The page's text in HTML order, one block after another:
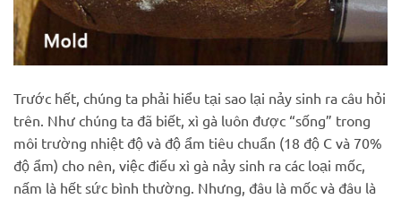
Trước hết, chúng ta phải hiểu tại sao lại nảy sinh ra câu hỏi
trên. Như chúng ta đã biết, xì gà luôn được “sống” trong
môi trường nhiệt độ và độ ẩm tiêu chuẩn (18 độ C và 70%
độ ẩm) cho nên, việc điếu xì gà nảy sinh ra các loại mốc,
nấm là hết sức bình thường. Nhưng, đâu là mốc và đâu là